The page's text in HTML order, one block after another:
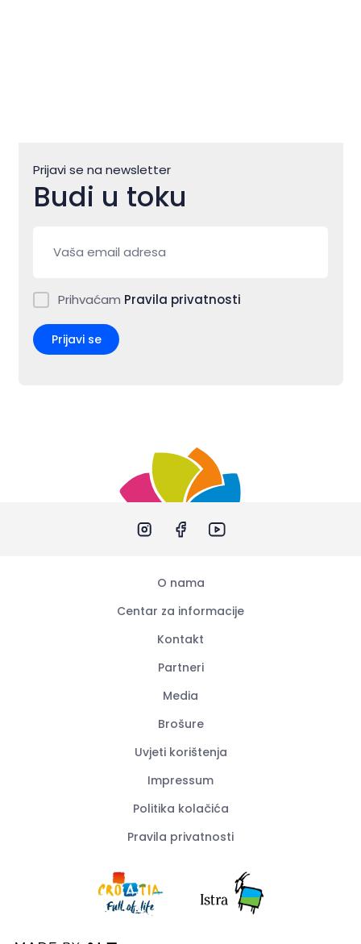
Prijavi se na newsletter
Budi u toku
Prihvaćam Pravila privatnosti
Prijavi se
O nama
Centar za informacije
Kontakt
Partneri
Media
Brošure
Uvjeti korištenja
Impressum
Politika kolačića
Pravila privatnosti